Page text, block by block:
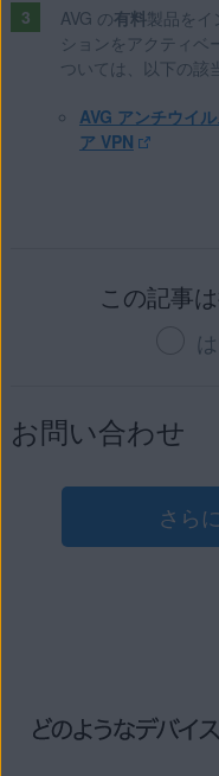
Apple Mac OS X
Google Android 6.0（
Apple iOS 10.3 以降
AVG の有料製品をイ
ションをアクティベ
ついては、以下の該
AVG アンチウイ
ア VPN
この記事
お問い合わせ
さら